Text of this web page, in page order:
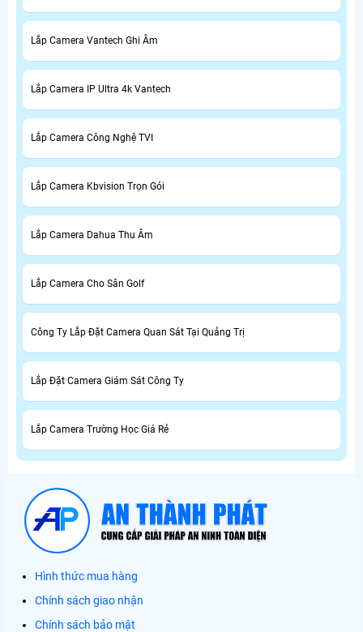
Lắp Camera Vantech Ghi Âm
Lắp Camera IP Ultra 4k Vantech
Lắp Camera Công Nghệ TVI
Lắp Camera Kbvision Trọn Gói
Lắp Camera Dahua Thu Âm
Lắp Camera Cho Sân Golf
Công Ty Lắp Đặt Camera Quan Sát Tại Quảng Trị
Lắp Đặt Camera Giám Sát Công Ty
Lắp Camera Trường Học Giá Rẻ
Hình thức mua hàng
Chính sách giao nhận
Chính sách bảo mật